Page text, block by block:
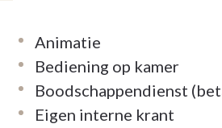
naar een andere
Animatie
Bediening op kamer
Boodschappendienst
Eigen interne krant